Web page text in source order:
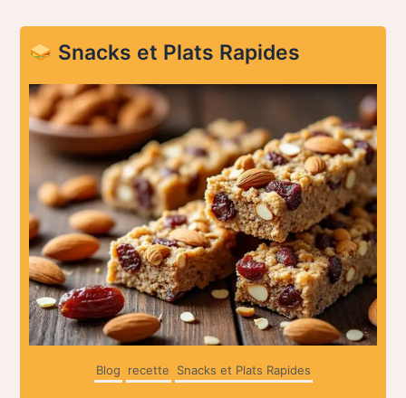
Snacks et Plats Rapides
Blog recette Snacks et Plats Rapides